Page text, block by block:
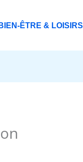
ÊTRE & LOISIRS